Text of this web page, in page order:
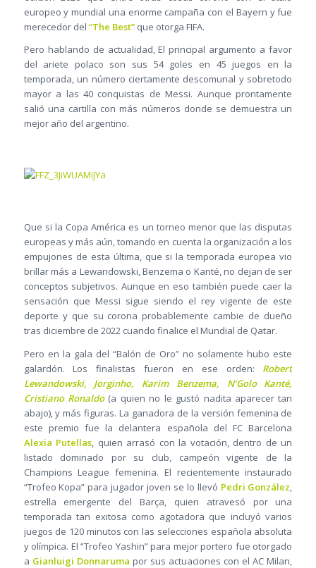
europeo y mundial una enorme campaña con el Bayern y fue
merecedor del “The Best”que otorga FIFA.
Pero hablando de actualidad, El principal argumento a favor
del ariete polaco son sus 54 goles en 45 juegos en la
temporada, un número ciertamente descomunal y sobretodo
mayor a las 40 conquistas de Messi. Aunque prontamente
salió una cartilla con más números donde se demuestra un
mejor año del argentino.
Que si la Copa América es un torneo menor que las disputas
europeas y más aún, tomando en cuenta la organización a los
empujones de esta última, que si la temporada europea vio
brillar más a Lewandowski, Benzema o Kanté, no dejan de ser
conceptos subjetivos. Aunque en eso también puede caer la
sensación que Messi sigue siendo el rey vigente de este
deporte y que su corona probablemente cambie de dueño
tras diciembre de 2022 cuando finalice el Mundial de Qatar.
Pero en la gala del “Balón de Oro” no solamente hubo este
galardón. Los finalistas fueron en ese orden: Robert
Lewandowski, Jorginho, Karim Benzema, N’Golo Kanté,
Cristiano Ronaldo(a quien no le gustó nadita aparecer tan
abajo), y más figuras. La ganadora de la versión femenina de
este premio fue la delantera española del FC Barcelona
Alexia Putellas , quien arrasó con la votación, dentro de un
listado dominado por su club, campeón vigente de la
Champions League femenina. El recientemente instaurado
“Trofeo Kopa” para jugador joven se lo llevó Pedri González
estrella emergente del Barça, quien atravesó por una
temporada tan exitosa como agotadora que incluyó varios
juegos de 120 minutos con las selecciones española absoluta
y olímpica. El “Trofeo Yashin” para mejor portero fue otorgado
a Gianluigi Donnaruma por sus actuaciones con el AC Milan,